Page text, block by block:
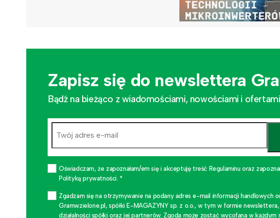
Zapisz się do newslettera
Bądź na bieżąco z wiadomościami, nowościami i
Oświadczam, że zapoznałam/em się i akceptuję treść Regulaminu oraz
Polityką prywatności. *
Zgadzam się na otrzymywanie na podany adres e-mail informacji handlowych
Gramwzielone.pl, spółki E-MAGAZYNY sp. z o.o., w tym w formie
działalności spółki oraz jej partnerów. Zgoda może zostać wycofana w każdym